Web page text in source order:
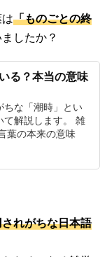
「ものごとの終
したか？
る？本当の意味
ちな「潮時」とい
て解説します。 雑
葉の本来の意味
れがちな日本語